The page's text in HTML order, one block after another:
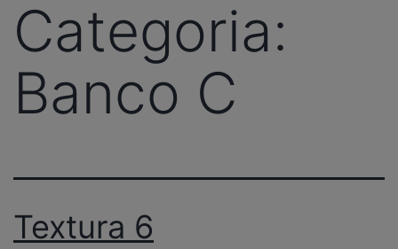
Categoria:
Banco C
Textura 6